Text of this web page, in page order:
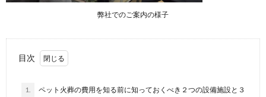
弊社でのご案内の様子
目次
1.
ペット火葬の費用を知る前に知っておくべき２つの設備施設と３